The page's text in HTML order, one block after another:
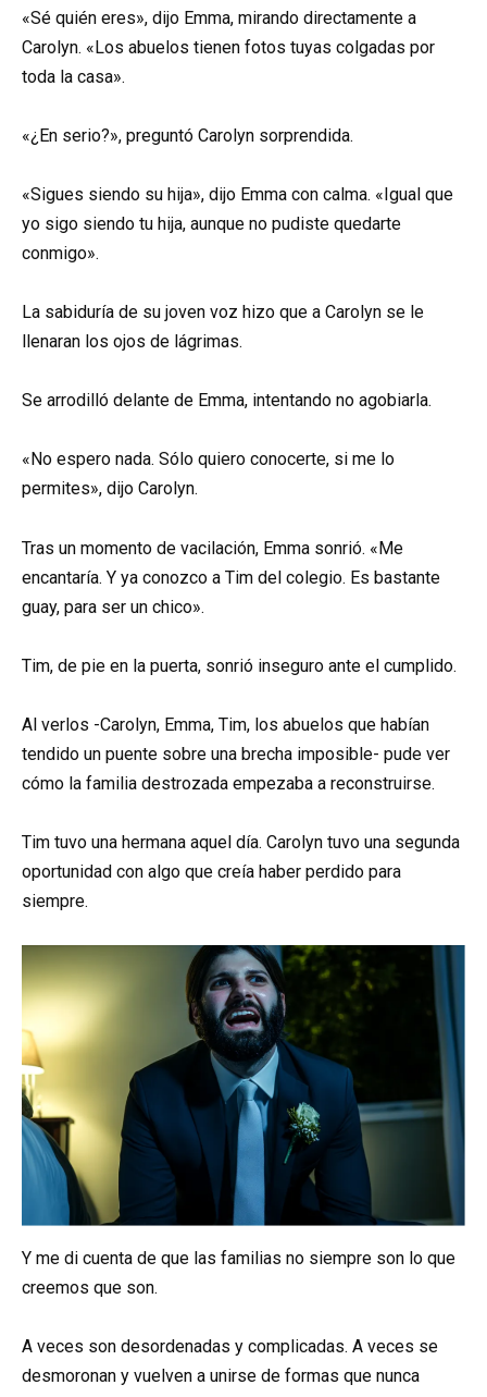
«Sé quién eres», dijo Emma, mirando directamente a
Carolyn. «Los abuelos tienen fotos tuyas colgadas por
toda la casa».
«¿En serio?», preguntó Carolyn sorprendida.
«Sigues siendo su hija», dijo Emma con calma. «Igual que
yo sigo siendo tu hija, aunque no pudiste quedarte
conmigo».
La sabiduría de su joven voz hizo que a Carolyn se le
llenaran los ojos de lágrimas.
Se arrodilló delante de Emma, intentando no agobiarla.
«No espero nada. Sólo quiero conocerte, si me lo
permites», dijo Carolyn.
Tras un momento de vacilación, Emma sonrió. «Me
encantaría. Y ya conozco a Tim del colegio. Es bastante
guay, para ser un chico».
Tim, de pie en la puerta, sonrió inseguro ante el cumplido.
Al verlos -Carolyn, Emma, Tim, los abuelos que habían
tendido un puente sobre una brecha imposible- pude ver
cómo la familia destrozada empezaba a reconstruirse.
Tim tuvo una hermana aquel día. Carolyn tuvo una segunda
oportunidad con algo que creía haber perdido para
siempre.
Y me di cuenta de que las familias no siempre son lo que
creemos que son.
A veces son desordenadas y complicadas. A veces se
desmoronan y vuelven a unirse de formas que nunca